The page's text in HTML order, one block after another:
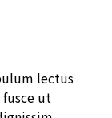
lectus
ut